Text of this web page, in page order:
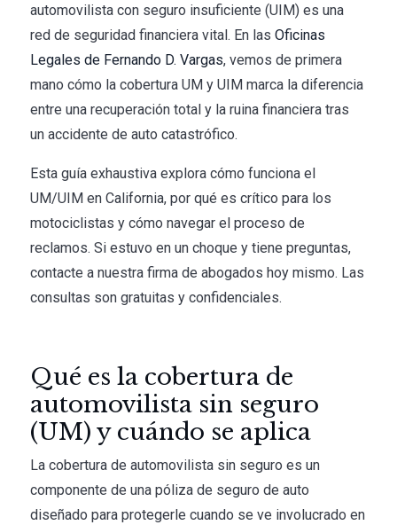
automovilista con seguro insuficiente (UIM) es una
red de seguridad financiera vital. En las Oficinas
Legales de Fernando D. Vargas, vemos de primera
mano cómo la cobertura UM y UIM marca la diferencia
entre una recuperación total y la ruina financiera tras
un accidente de auto catastrófico.
Esta guía exhaustiva explora cómo funciona el
UM/UIM en California, por qué es crítico para los
motociclistas y cómo navegar el proceso de
reclamos. Si estuvo en un choque y tiene preguntas,
contacte a nuestra firma de abogados hoy mismo. Las
consultas son gratuitas y confidenciales.
Qué es la cobertura de
automovilista sin seguro
(UM) y cuándo se aplica
La cobertura de automovilista sin seguro es un
componente de una póliza de seguro de auto
diseñado para protegerle cuando se ve involucrado en